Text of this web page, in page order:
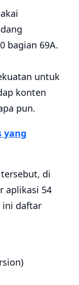
bagian 69A.
untuk
konten
pun.
yang
di
aplikasi 54
ini daftar